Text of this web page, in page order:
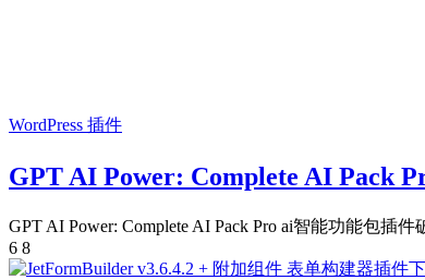
WordPress 插件
GPT AI Power: Complete AI Pack
GPT AI Power: Complete AI Pack Pro ai智能功能包插件
6 8